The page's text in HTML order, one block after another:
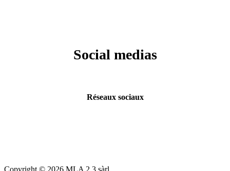
Social medias
Réseaux sociaux